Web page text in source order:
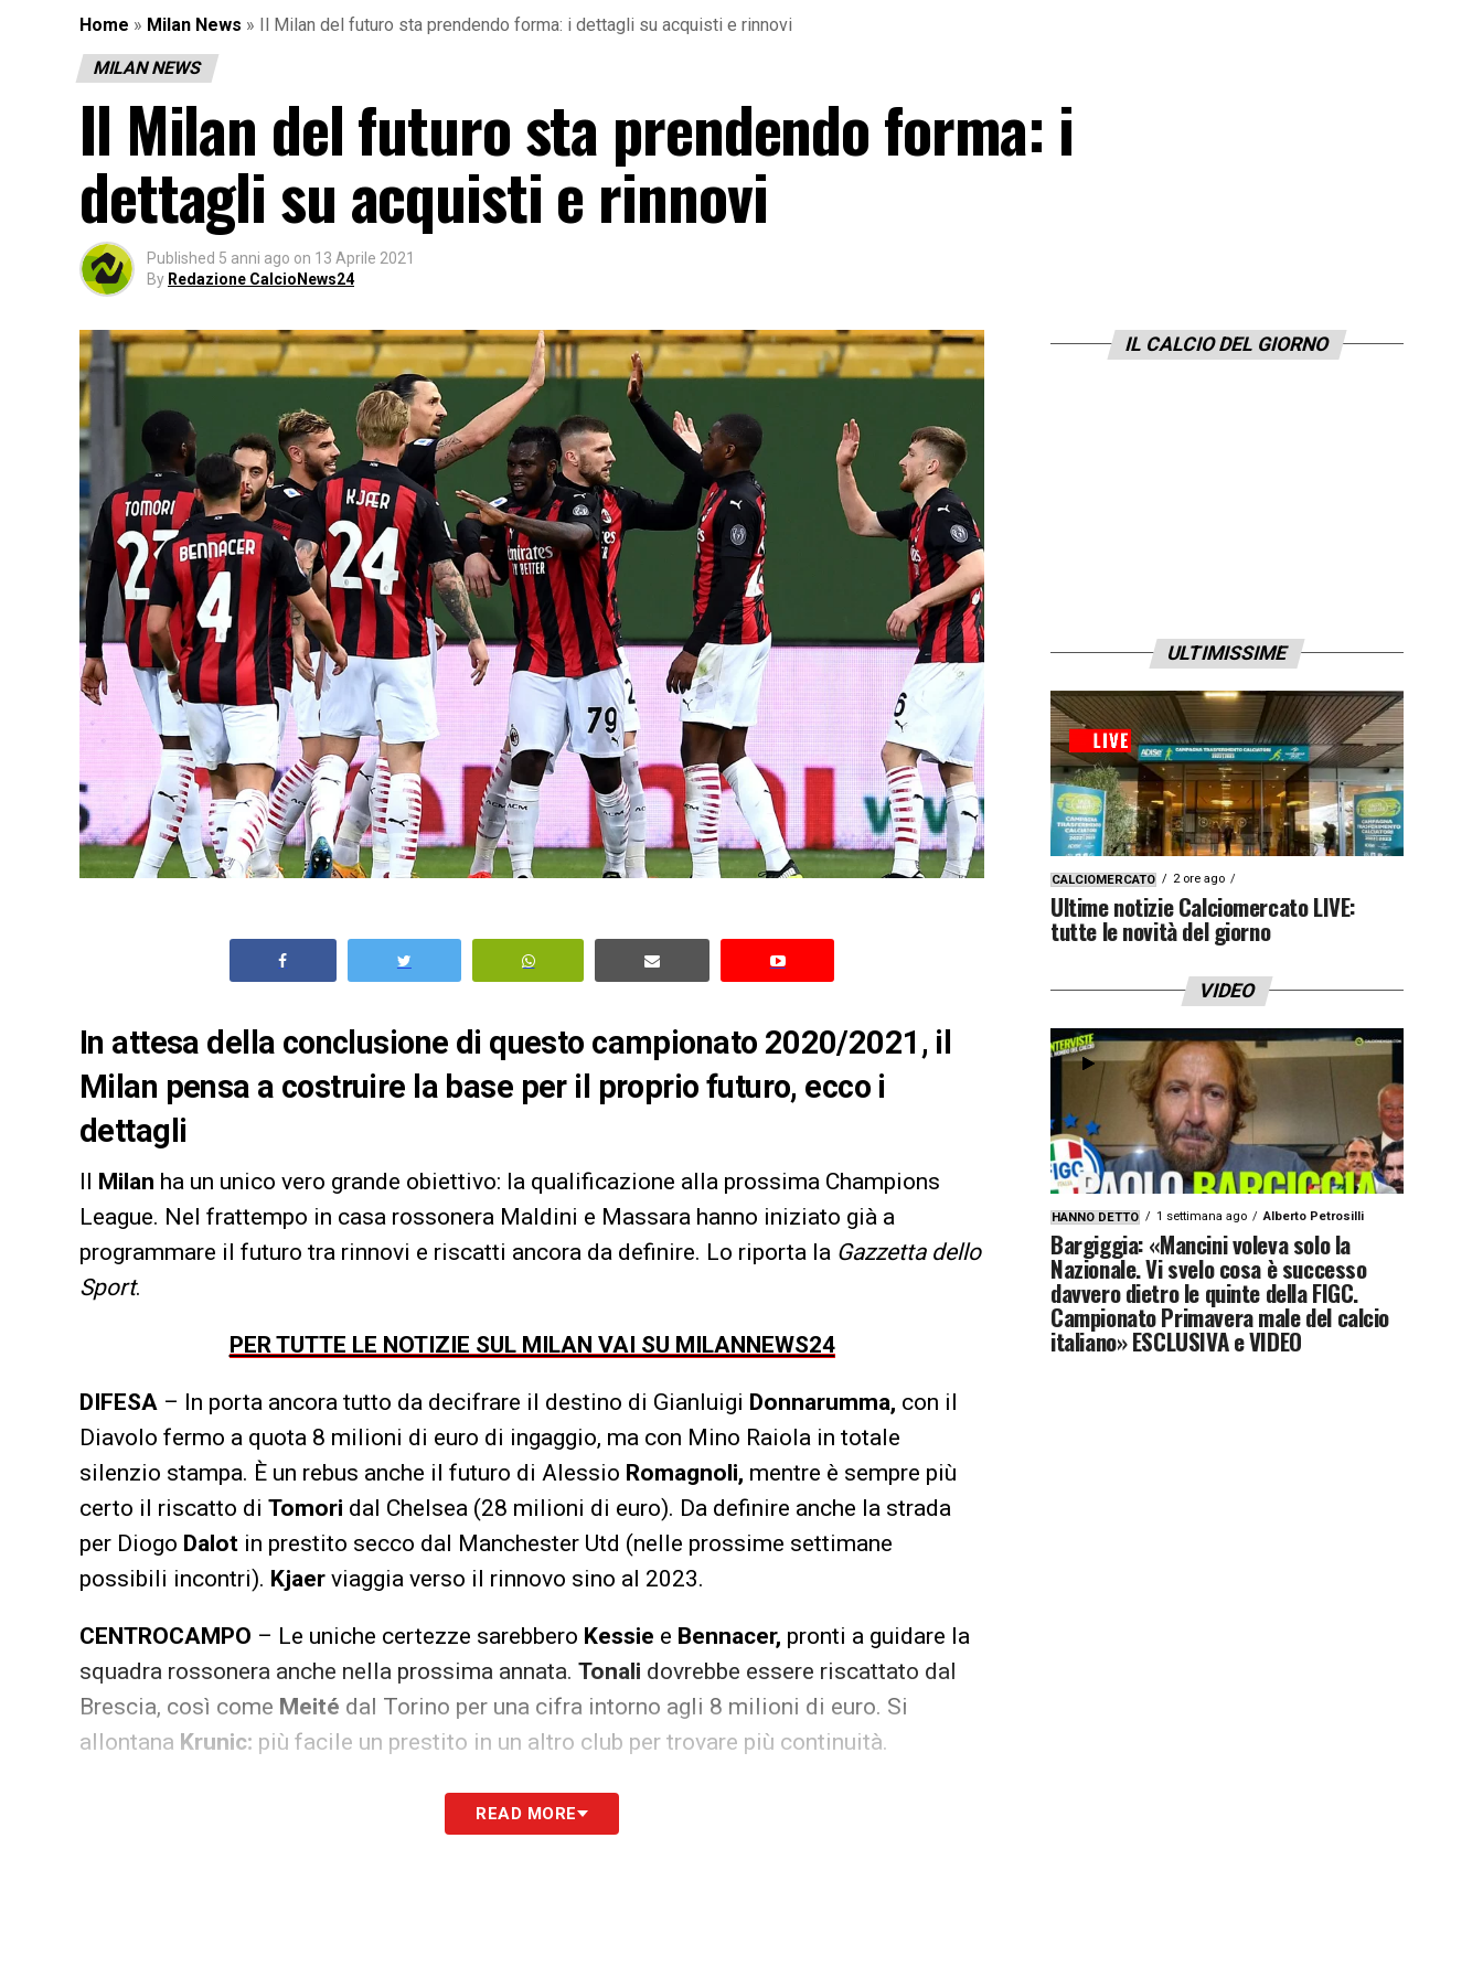
Home » Milan News » Il Milan del futuro sta prendendo forma: i dettagli su acquisti e rinnovi
MILAN NEWS
Il Milan del futuro sta prendendo forma: i
dettagli su acquisti e rinnovi
Published 5 anni ago on 13 Aprile 2021
By Redazione CalcioNews24
In attesa della conclusione di questo campionato 2020/2021, il
Milan pensa a costruire la base per il proprio futuro, ecco i
dettagli
Il Milan ha un unico vero grande obiettivo: la qualificazione alla prossima Champions
League. Nel frattempo in casa rossonera Maldini e Massara hanno iniziato già a
programmare il futuro tra rinnovi e riscatti ancora da definire. Lo riporta la Gazzetta dello
Sport.
PER TUTTE LE NOTIZIE SUL MILAN VAI SU MILANNEWS24
DIFESA – In porta ancora tutto da decifrare il destino di Gianluigi Donnarumma, con il
Diavolo fermo a quota 8 milioni di euro di ingaggio, ma con Mino Raiola in totale
silenzio stampa. È un rebus anche il futuro di Alessio Romagnoli, mentre è sempre più
certo il riscatto di Tomori dal Chelsea (28 milioni di euro). Da definire anche la strada
per Diogo Dalot in prestito secco dal Manchester Utd (nelle prossime settimane
possibili incontri). Kjaer viaggia verso il rinnovo sino al 2023.
CENTROCAMPO – Le uniche certezze sarebbero Kessie e Bennacer, pronti a guidare la
squadra rossonera anche nella prossima annata. Tonali dovrebbe essere riscattato dal
Brescia, così come Meité dal Torino per una cifra intorno agli 8 milioni di euro. Si
allontana Krunic: più facile un prestito in un altro club per trovare più continuità.
resteranno certamente al Milan, così
(rinnovo ad un passo). Ballano ancora due milioni tra domanda e
READ MORE
IL CALCIO DEL GIORNO
ULTIMISSIME
CALCIOMERCATO 2 ore ago
Ultime notizie Calciomercato LIVE:
tutte le novità del giorno
VIDEO
HANNO DETTO 1 settimana ago Alberto Petrosilli
Bargiggia: «Mancini voleva solo la
Nazionale. Vi svelo cosa è successo
davvero dietro le quinte della FIGC.
Campionato Primavera male del calcio
italiano» ESCLUSIVA e VIDEO